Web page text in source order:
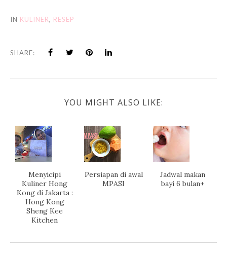
IN KULINER, RESEP
SHARE:
YOU MIGHT ALSO LIKE:
Menyicipi
Kuliner Hong
Kong di Jakarta :
Hong Kong
Sheng Kee
Kitchen
Persiapan di awal
MPASI
Jadwal makan
bayi 6 bulan+